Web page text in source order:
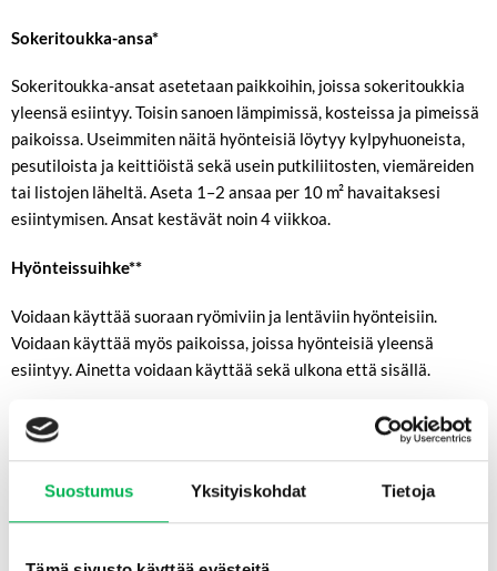
Suostumus Yksityiskohdat Tietoja
Sokeritoukka-ansa*
Sokeritoukka-ansat asetetaan paikkoihin, joissa sokeritoukkia
yleensä esiintyy. Toisin sanoen lämpimissä, kosteissa ja pimeissä
paikoissa. Useimmiten näitä hyönteisiä löytyy kylpyhuoneista,
pesutiloista ja keittiöistä sekä usein putkiliitosten, viemäreiden
tai listojen läheltä. Aseta 1–2 ansaa per 10 m² havaitaksesi
esiintymisen. Ansat kestävät noin 4 viikkoa.
Hyönteissuihke**
Voidaan käyttää suoraan ryömiviin ja lentäviin hyönteisiin.
Voidaan käyttää myös paikoissa, joissa hyönteisiä yleensä
esiintyy. Ainetta voidaan käyttää sekä ulkona että sisällä.
Punasetri kuulat
Punasetripuiset kuulat vapauttavat miellyttävän tuoksun. Aseta
kuulat vaatekaappeihin ja vaatehuoneisiin. Pusseja voidaan
käyttää uudelleen tiputtamalla niihin väkevää punasetriöljyä. Älä